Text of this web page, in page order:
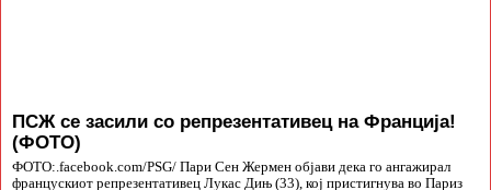
ПСЖ се засили со репрезентативец на Франција!
(ФОТО)
ФОТО:.facebook.com/PSG/ Пари Сен Жермен објави дека го ангажирал
францускиот репрезентативец Лукас Дињ (33), кој пристигнува во Париз